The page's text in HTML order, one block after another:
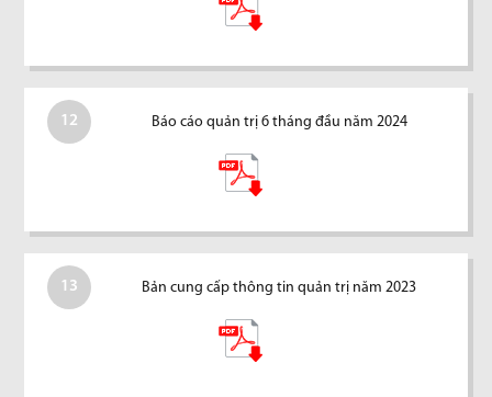
12 Báo cáo quản trị 6 tháng đầu năm 2024
13 Bản cung cấp thông tin quản trị năm 2023